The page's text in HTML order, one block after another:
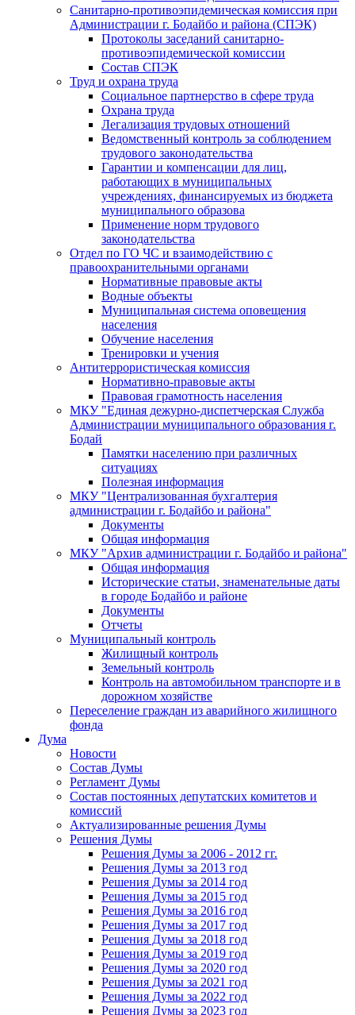
Санитарно-противоэпидемическая комиссия при
Администрации г. Бодайбо и района (СПЭК)
Протоколы заседаний санитарно-
противоэпидемической комиссии
Состав СПЭК
Труд и охрана труда
Социальное партнерство в сфере труда
Охрана труда
Легализация трудовых отношений
Ведомственный контроль за соблюдением
трудового законодательства
Гарантии и компенсации для лиц,
работающих в муниципальных
учреждениях, финансируемых из бюджета
муниципального образова
Применение норм трудового
законодательства
Отдел по ГО ЧС и взаимодействию с
правоохранительными органами
Нормативные правовые акты
Водные объекты
Муниципальная система оповещения
населения
Обучение населения
Тренировки и учения
Антитеррористическая комиссия
Нормативно-правовые акты
Правовая грамотность населения
МКУ "Единая дежурно-диспетчерская Служба
Администрации муниципального образования г.
Бодай
Памятки населению при различных
ситуациях
Полезная информация
МКУ "Централизованная бухгалтерия
администрации г. Бодайбо и района"
Документы
Общая информация
МКУ "Архив администрации г. Бодайбо и района"
Общая информация
Исторические статьи, знаменательные даты
в городе Бодайбо и районе
Документы
Отчеты
Муниципальный контроль
Жилищный контроль
Земельный контроль
Контроль на автомобильном транспорте и в
дорожном хозяйстве
Переселение граждан из аварийного жилищного
фонда
Дума
Новости
Состав Думы
Регламент Думы
Состав постоянных депутатских комитетов и
комиссий
Актуализированные решения Думы
Решения Думы
Решения Думы за 2006 - 2012 гг.
Решения Думы за 2013 год
Решения Думы за 2014 год
Решения Думы за 2015 год
Решения Думы за 2016 год
Решения Думы за 2017 год
Решения Думы за 2018 год
Решения Думы за 2019 год
Решения Думы за 2020 год
Решения Думы за 2021 год
Решения Думы за 2022 год
Решения Думы за 2023 год